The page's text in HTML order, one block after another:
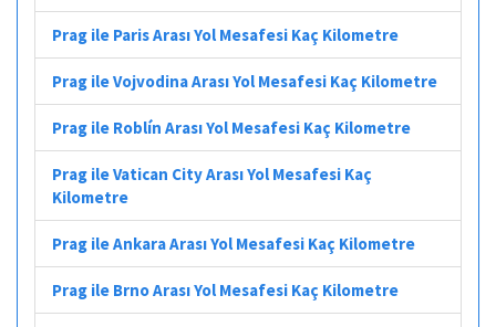
Prag ile Paris Arası Yol Mesafesi Kaç Kilometre
Prag ile Vojvodina Arası Yol Mesafesi Kaç Kilometre
Prag ile Roblín Arası Yol Mesafesi Kaç Kilometre
Prag ile Vatican City Arası Yol Mesafesi Kaç
Kilometre
Prag ile Ankara Arası Yol Mesafesi Kaç Kilometre
Prag ile Brno Arası Yol Mesafesi Kaç Kilometre